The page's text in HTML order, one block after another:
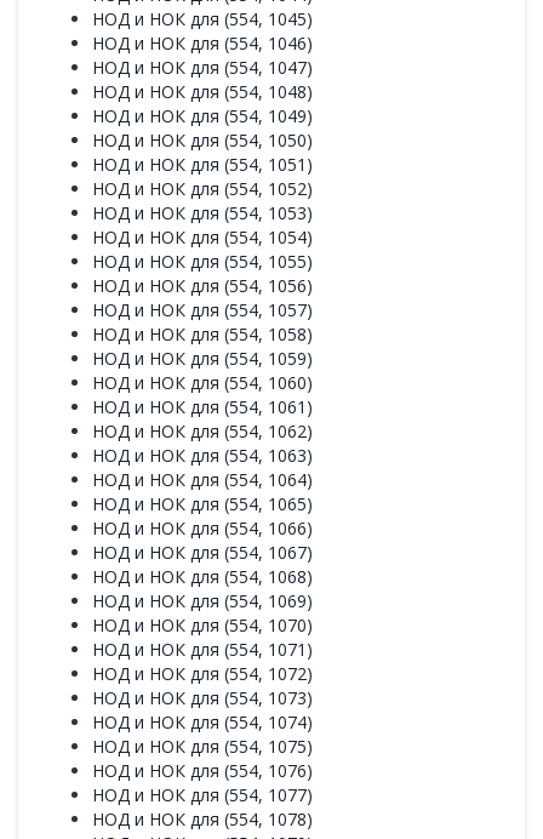
НОД и НОК для (554, 1045)
НОД и НОК для (554, 1046)
НОД и НОК для (554, 1047)
НОД и НОК для (554, 1048)
НОД и НОК для (554, 1049)
НОД и НОК для (554, 1050)
НОД и НОК для (554, 1051)
НОД и НОК для (554, 1052)
НОД и НОК для (554, 1053)
НОД и НОК для (554, 1054)
НОД и НОК для (554, 1055)
НОД и НОК для (554, 1056)
НОД и НОК для (554, 1057)
НОД и НОК для (554, 1058)
НОД и НОК для (554, 1059)
НОД и НОК для (554, 1060)
НОД и НОК для (554, 1061)
НОД и НОК для (554, 1062)
НОД и НОК для (554, 1063)
НОД и НОК для (554, 1064)
НОД и НОК для (554, 1065)
НОД и НОК для (554, 1066)
НОД и НОК для (554, 1067)
НОД и НОК для (554, 1068)
НОД и НОК для (554, 1069)
НОД и НОК для (554, 1070)
НОД и НОК для (554, 1071)
НОД и НОК для (554, 1072)
НОД и НОК для (554, 1073)
НОД и НОК для (554, 1074)
НОД и НОК для (554, 1075)
НОД и НОК для (554, 1076)
НОД и НОК для (554, 1077)
НОД и НОК для (554, 1078)